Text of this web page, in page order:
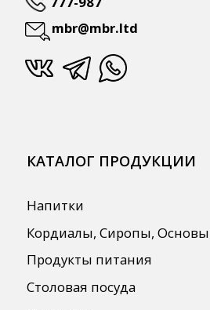
ПОЛЕЗНАЯ ИНФОРМАЦИЯ
Автоматизация
Публичная оферта
Согласие на обработку персональных
данных
Оплата и Доставка